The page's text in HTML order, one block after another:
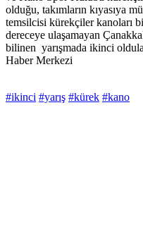
olduğu, takımların kıyasıya
temsilcisi kürekçiler kanoları
dereceye ulaşamayan
bilinen yarışmada ikinci
Haber Merkezi
#ikinci #yarış #kürek #kano